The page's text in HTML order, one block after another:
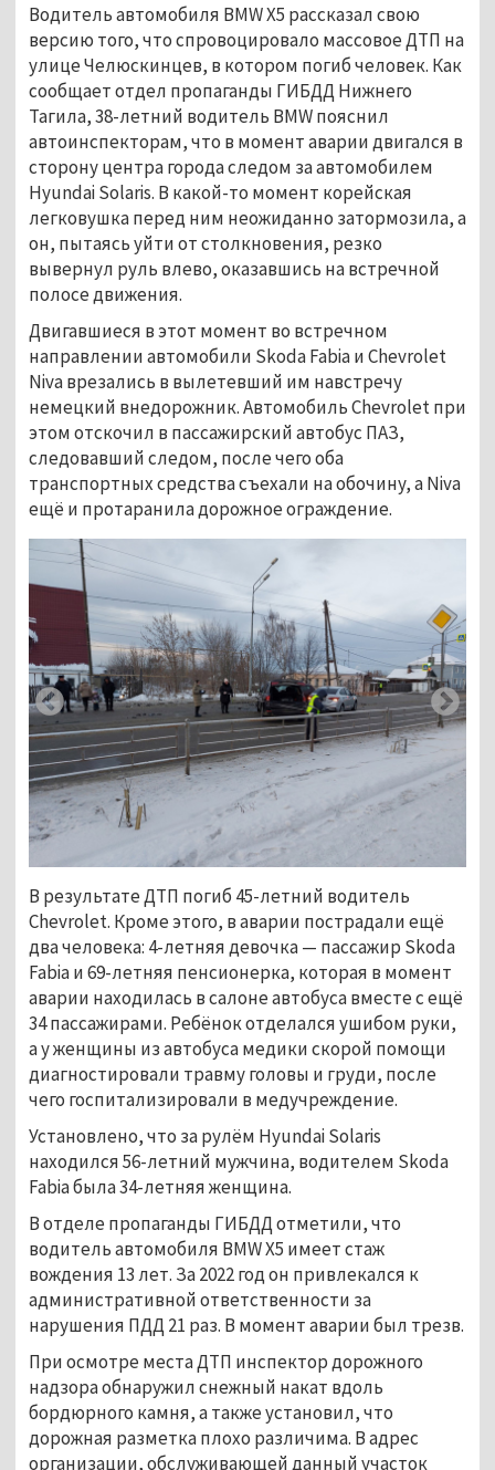
Водитель автомобиля BMW X5 рассказал свою
версию того, что спровоцировало массовое ДТП на
улице Челюскинцев, в котором погиб человек. Как
сообщает отдел пропаганды ГИБДД Нижнего
Тагила, 38-летний водитель BMW пояснил
автоинспекторам, что в момент аварии двигался в
сторону центра города следом за автомобилем
Hyundai Solaris. В какой-то момент корейская
легковушка перед ним неожиданно затормозила, а
он, пытаясь уйти от столкновения, резко
вывернул руль влево, оказавшись на встречной
полосе движения.
Двигавшиеся в этот момент во встречном
направлении автомобили Skoda Fabia и Chevrolet
Niva врезались в вылетевший им навстречу
немецкий внедорожник. Автомобиль Chevrolet при
этом отскочил в пассажирский автобус ПАЗ,
следовавший следом, после чего оба
транспортных средства съехали на обочину, а Niva
ещё и протаранила дорожное ограждение.
В результате ДТП погиб 45-летний водитель
Chevrolet. Кроме этого, в аварии пострадали ещё
два человека: 4-летняя девочка — пассажир Skoda
Fabia и 69-летняя пенсионерка, которая в момент
аварии находилась в салоне автобуса вместе с ещё
34 пассажирами. Ребёнок отделался ушибом руки,
а у женщины из автобуса медики скорой помощи
диагностировали травму головы и груди, после
чего госпитализировали в медучреждение.
Установлено, что за рулём Hyundai Solaris
находился 56-летний мужчина, водителем Skoda
Fabia была 34-летняя женщина.
В отделе пропаганды ГИБДД отметили, что
водитель автомобиля BMW X5 имеет стаж
вождения 13 лет. За 2022 год он привлекался к
административной ответственности за
нарушения ПДД 21 раз. В момент аварии был трезв.
При осмотре места ДТП инспектор дорожного
надзора обнаружил снежный накат вдоль
бордюрного камня, а также установил, что
дорожная разметка плохо различима. В адрес
организации, обслуживающей данный участок